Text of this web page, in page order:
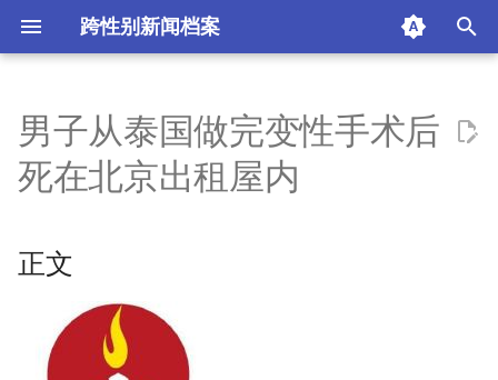
跨性别新闻档案
n
t
a
正文
热门评论
摘要与附加信息
附加信息 [Processed Page
男子从泰国做完变性手术后
死在北京出租屋内
正文